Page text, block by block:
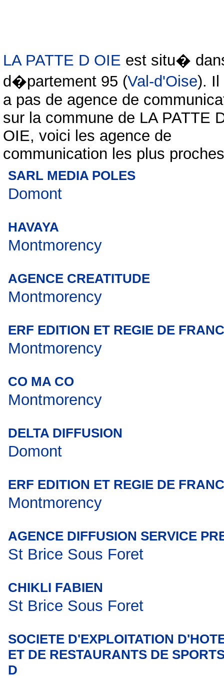
LA PATTE D OIE est situ�
d�partement 95 (Val-d'Oise). Il
a pas de agence de
sur la commune de LA PATTE
OIE, voici les agence de
communication les plus
SARL MEDIA POLES
Domont
HAVAYA
Montmorency
AGENCE CREATITUDE
Montmorency
ERF EDITION ET REGIE DE
Montmorency
CO MA CO
Montmorency
DELTA DIFFUSION
Domont
ERF EDITION ET REGIE DE
Montmorency
AGENCE DIFFUSION SERVICE
St Brice Sous Foret
CHIKLI FABIEN
St Brice Sous Foret
SOCIETE D'EXPLOITATION
ET DE RESTAURANTS DE
D